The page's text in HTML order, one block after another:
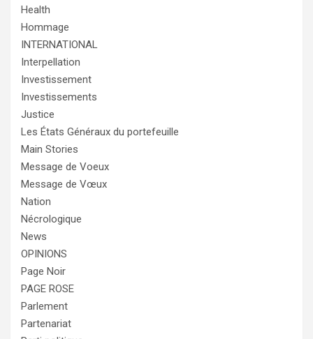
Health
Hommage
INTERNATIONAL
Interpellation
Investissement
Investissements
Justice
Les États Généraux du portefeuille
Main Stories
Message de Voeux
Message de Vœux
Nation
Nécrologique
News
OPINIONS
Page Noir
PAGE ROSE
Parlement
Partenariat